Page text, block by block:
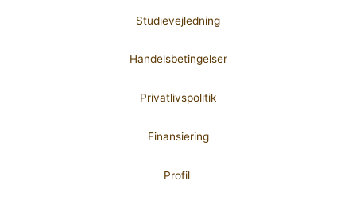
Studievejledning
Handelsbetingelser
Privatlivspolitik
Finansiering
Profil